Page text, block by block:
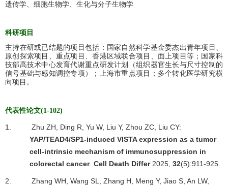
遗传学、细胞生物学、生化与分子生物学
科研项目
主持在研或已结题的项目包括：国家自然科学基金委杰出青年项目、
原创探索项目、重点项目、香港区域联合项目、面上项目等；国家科
技部高技术中心发育代谢重点研发计划（组织器官生长与尺寸控制的
信号基础与感知调控专项）；上海市重点项目；多个转化医学研究横
向项目。
代表性论文(1-102)
1.
Zhu ZH, Ding R, Yu W, Liu Y, Zhou ZC, Liu CY:
YAP/TEAD4/SP1-induced VISTA expression as a tumor
cell-intrinsic mechanism of immunosuppression in
colorectal cancer. Cell Death Differ2025, 32(5):911-925.
2.
Zhang WH, Wang SL, Zhang H, Meng Y, Jiao S, An LW,